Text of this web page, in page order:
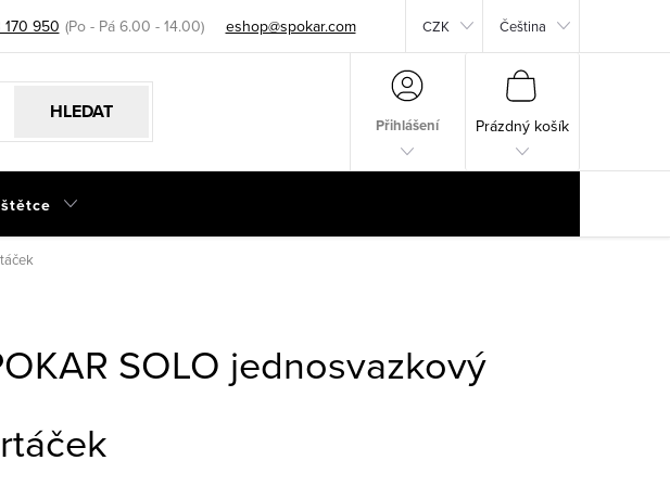
950 eshop@spokar.com CZK Čeština
HLEDAT
Přihlášení
Prázdný košík
SOLO jednosvazkový